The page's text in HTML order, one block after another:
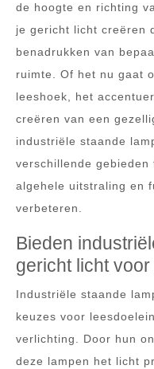
de hoogte en richting
je gericht licht creëren
benadrukken van
ruimte. Of het nu gaat
leeshoek, het
creëren van een
industriële staande
verschillende gebieden
algehele uitstraling en
verbeteren.
Bieden
gericht licht
Industriële staande
keuzes voor
verlichting. Door hun
deze lampen het licht